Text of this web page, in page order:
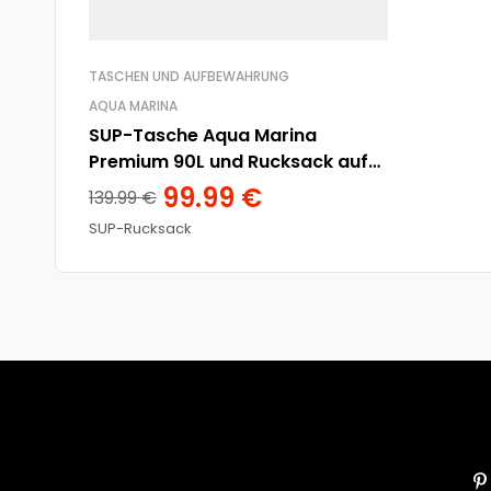
TASCHEN UND AUFBEWAHRUNG
AQUA MARINA
SUP-Tasche Aqua Marina
Premium 90L und Rucksack auf
Rädern
139.99€ 99.99 €
SUP-Rucksack